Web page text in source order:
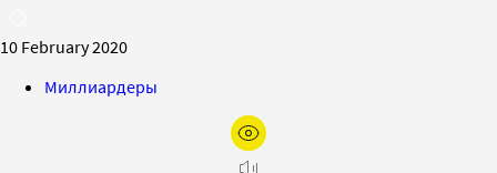
10 February 2020
Миллиардеры